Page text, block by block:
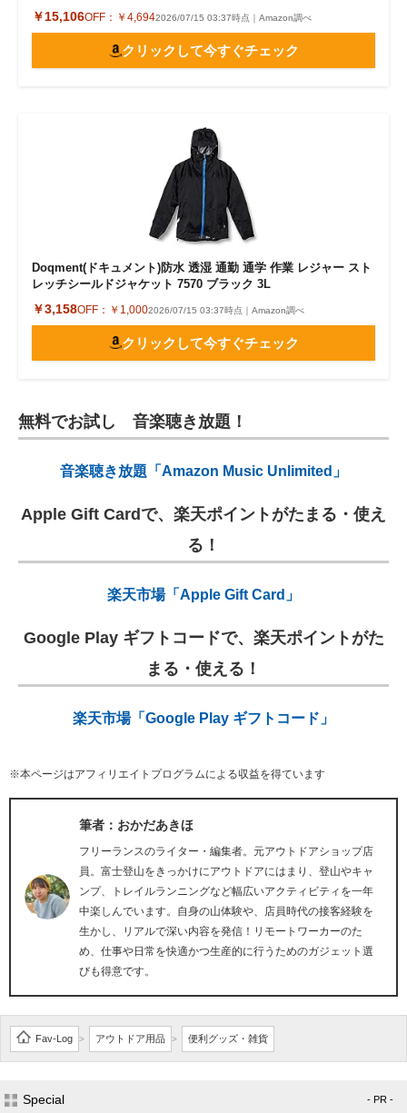
￥15,106OFF： ￥4,6942026/07/15 03:37時点｜Amazon調べ
クリックして今すぐチェック
Doqment(ドキュメント)防水 透湿 通勤 通学 作業 レジャー スト
レッチシールドジャケット 7570 ブラック 3L
￥3,158OFF： ￥1,0002026/07/15 03:37時点｜Amazon調べ
クリックして今すぐチェック
無料でお試し 音楽聴き放題！
音楽聴き放題「Amazon Music Unlimited」
Apple Gift Cardで、楽天ポイントがたまる・使え
る！
楽天市場「Apple Gift Card」
Google Play ギフトコードで、楽天ポイントがた
まる・使える！
楽天市場「Google Play ギフトコード」
※本ページはアフィリエイトプログラムによる収益を得ています
筆者：おかだあきほ
フリーランスのライター・編集者。元アウトドアショップ店
員。富士登山をきっかけにアウトドアにはまり、登山やキャ
ンプ、トレイルランニングなど幅広いアクティビティを一年
中楽しんでいます。自身の山体験や、店員時代の接客経験を
生かし、リアルで深い内容を発信！リモートワーカーのた
め、仕事や日常を快適かつ生産的に行うためのガジェット選
びも得意です。
Fav-Log > アウトドア用品 > 便利グッズ・雑貨
Special - PR -